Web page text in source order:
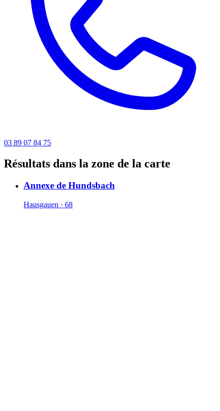
03 89 07 84 75
Résultats dans la zone de la carte
Annexe de Hundsbach
Hausgauen · 68